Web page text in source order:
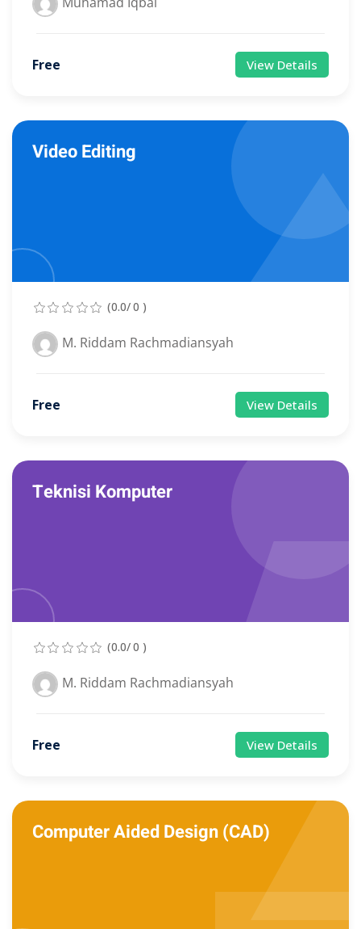
Free View Details
Video Editing
(0.0/ 0 )
M. Riddam Rachmadiansyah
Free View Details
Teknisi Komputer
(0.0/ 0 )
M. Riddam Rachmadiansyah
Free View Details
Computer Aided Design (CAD)